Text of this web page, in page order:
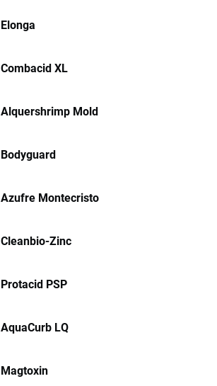
Elonga
Combacid XL
Alquershrimp Mold
Bodyguard
Azufre Montecristo
Cleanbio-Zinc
Protacid PSP
AquaCurb LQ
Magtoxin